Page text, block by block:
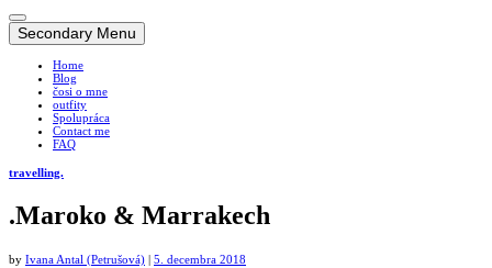
Skip
to
content
Secondary Menu
Home
Blog
čosi o mne
outfity
Spolupráca
Contact me
FAQ
travelling.
.Maroko & Marrakech
by Ivana Antal (Petrušová) 5. decembra 2018